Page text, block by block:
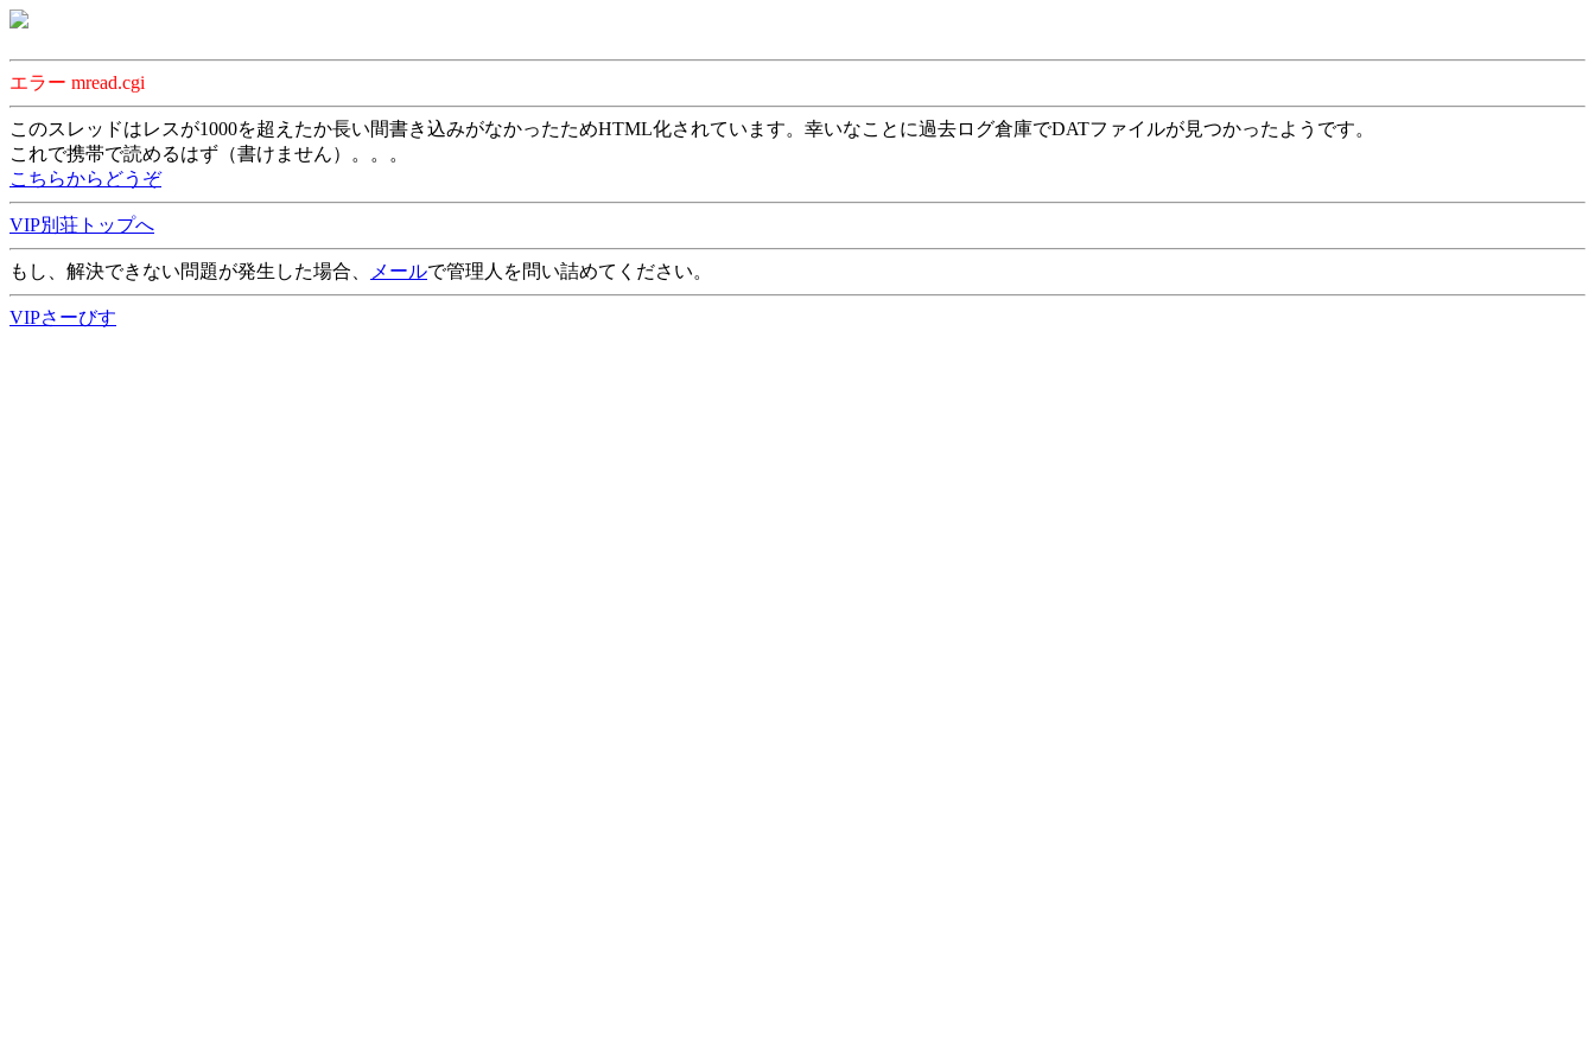
エラー mread.cgi
このスレッドはレスが1000を超えたか長い間書き込みがなかったためHTML化されています。幸いなことに過去ログ倉庫でDATファイルが見つかったようです。
これで携帯で読めるはず（書けません）。。。
こちらからどうぞ
VIP別荘トップへ
もし、解決できない問題が発生した場合、 メールで管理人を問い詰めてください。
VIPさーびす